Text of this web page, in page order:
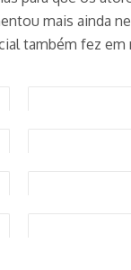
mais ainda
também fez